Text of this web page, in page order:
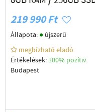
219 990 Ft
Állapota: ● újszerű
megbízható eladó
Értékelések: 100% pozítiv
Budapest